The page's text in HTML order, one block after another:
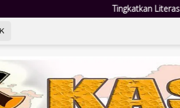
Tingkatkan Literasi dan Kepatuhan, DJP Jatim